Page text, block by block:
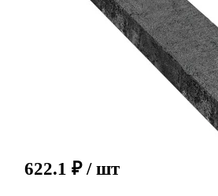
622.1 ₽ / шт